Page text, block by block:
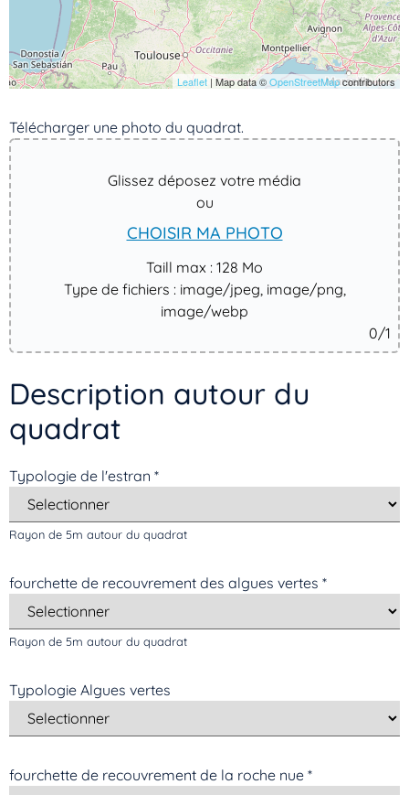
Leaflet| Map data ©OpenStreetMapcontributors
Télécharger une photo du quadrat. ​
Glissez déposez votre média
ou
CHOISIR MA PHOTO
Taill max : 128 Mo
Type de fichiers : image/jpeg, image/png,
image/webp
0/1
Description autour du
quadrat
Typologie de l'estran *
Rayon de 5m autour du quadrat
fourchette de recouvrement des algues vertes *
Rayon de 5m autour du quadrat
Typologie Algues vertes
fourchette de recouvrement de la roche nue *
Inscrivez-vous dès maintenant